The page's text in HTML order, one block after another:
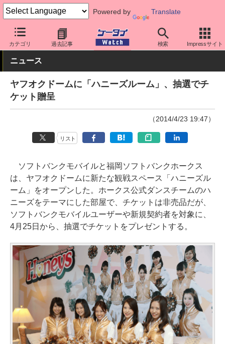
Powered by Translate
カテゴリ 過去記事 検索 Impressサイト
ケータイ Watch キャリア ソフトバンク アプリ・サービス
ニュース
ヤフオクドームに「ハニーズルーム」、抽選でチ
ケット贈呈
（2014/4/23 19:47）
リスト
ソフトバンクモバイルと福岡ソフトバンクホークス
は、ヤフオクドームに新たな観戦スペース「ハニーズル
ーム」をオープンした。ホークス公式ダンスチームのハ
ニーズをテーマにした部屋で、チケットは非売品だが、
ソフトバンクモバイルユーザーや新規契約者を対象に、
4月25日から、抽選でチケットをプレゼントする。